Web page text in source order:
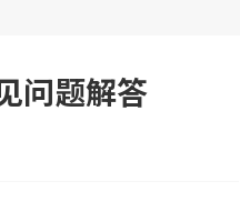
问题解答